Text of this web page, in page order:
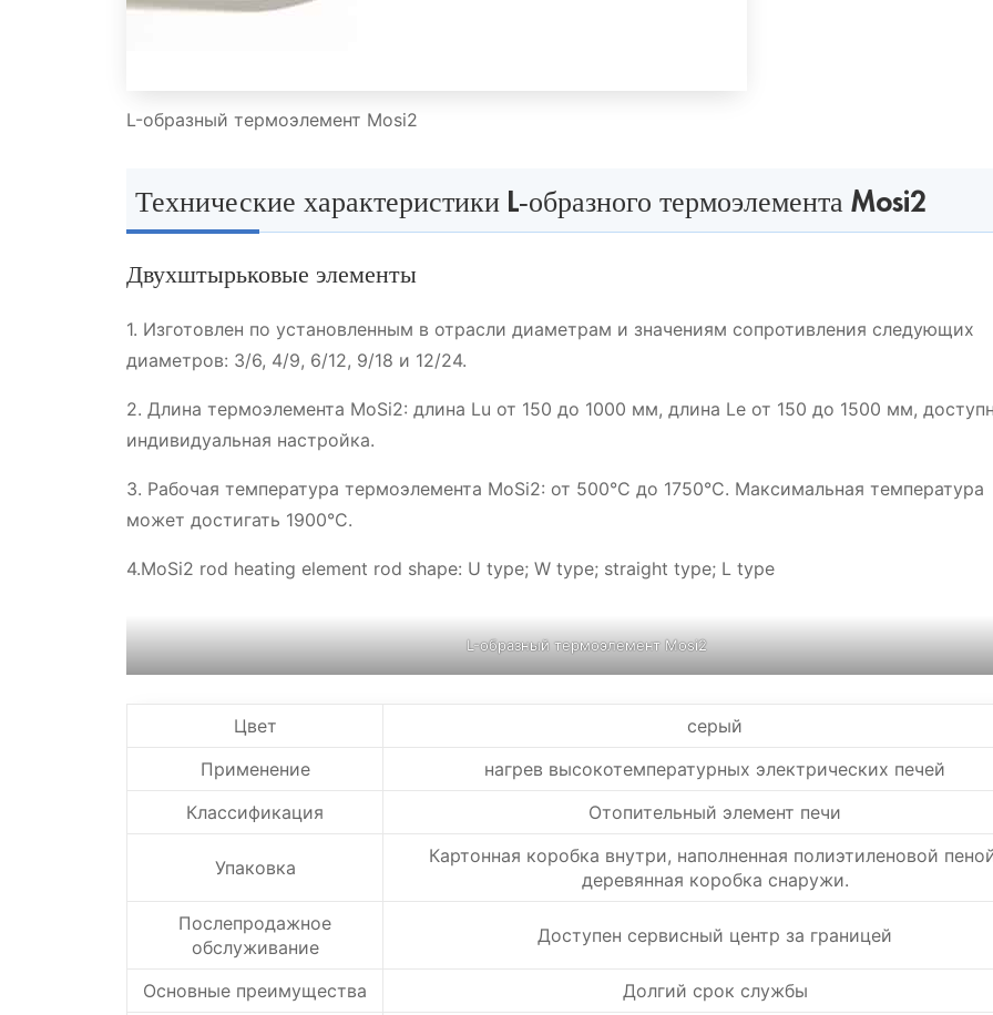
L-образный термоэлемент Mosi2
Технические характеристики L-образного термоэлемента Mosi2
Двухштырьковые элементы
1. Изготовлен по установленным в отрасли диаметрам и значениям сопротивления следующих
диаметров: 3/6, 4/9, 6/12, 9/18 и 12/24.
2. Длина термоэлемента MoSi2: длина Lu от 150 до 1000 мм, длина Le от 150 до 1500 мм,
индивидуальная настройка.
3. Рабочая температура термоэлемента MoSi2: от 500°C до 1750°C. Максимальная температура
может достигать 1900°C.
4.MoSi2 rod heating element rod shape: U type; W type; straight type; L type
L-образный термоэлемент Mosi2
Цвет
серый
Применение
нагрев высокотемпературных электрических печей
Классификация
Отопительный элемент печи
Упаковка
Картонная коробка внутри, наполненная полиэтиленовой
деревянная коробка снаружи.
Послепродажное
обслуживание
Доступен сервисный центр за границей
Основные преимущества
Долгий срок службы